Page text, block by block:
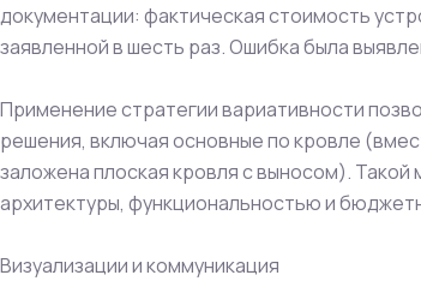
документации: фактическая стоимость
заявленной в шесть раз. Ошибка была
Применение стратегии вариативности
решения, включая основные по кровле
заложена плоская кровля с выносом).
архитектуры, функциональностью и
Визуализации и коммуникация